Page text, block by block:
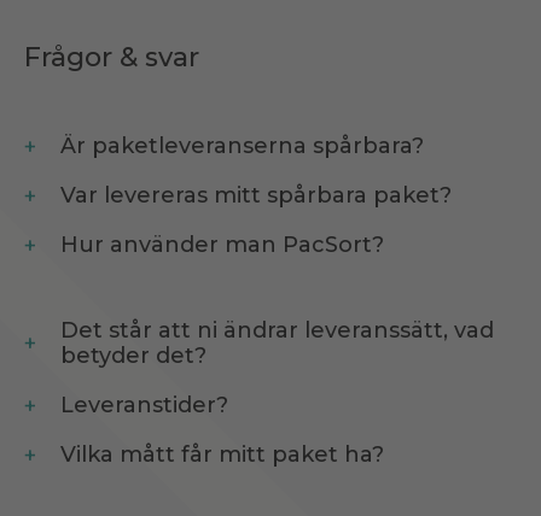
Frågor & svar
Är paketleveranserna spårbara?
Var levereras mitt spårbara paket?
Hur använder man PacSort?
Det står att ni ändrar leveranssätt, vad
betyder det?
Leveranstider?
Vilka mått får mitt paket ha?